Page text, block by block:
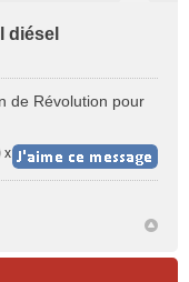
diésel
de Révolution pour
x